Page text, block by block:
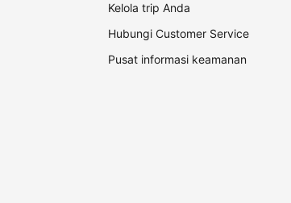
Kelola trip Anda
Hubungi Customer Service
Pusat informasi keamanan